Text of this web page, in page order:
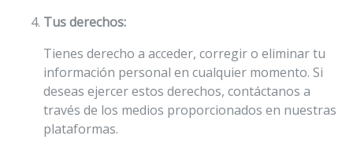
Tus derechos:
Tienes derecho a acceder, corregir o eliminar tu
información personal en cualquier momento. Si
deseas ejercer estos derechos, contáctanos a
través de los medios proporcionados en nuestras
plataformas.